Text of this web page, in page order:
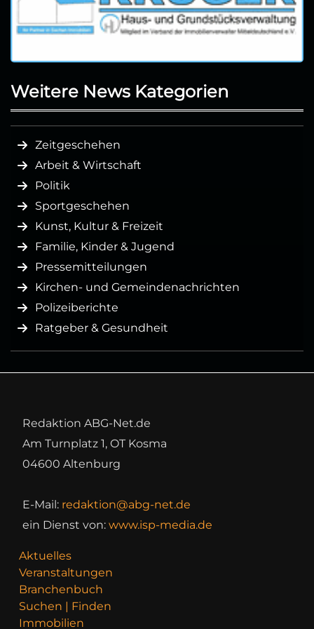
Weitere News Kategorien
Zeitgeschehen
Arbeit & Wirtschaft
Politik
Sportgeschehen
Kunst, Kultur & Freizeit
Familie, Kinder & Jugend
Pressemitteilungen
Kirchen- und Gemeindenachrichten
Polizeiberichte
Ratgeber & Gesundheit
Redaktion ABG-Net.de
Am Turnplatz 1, OT Kosma
04600 Altenburg
E-Mail: redaktion@abg-net.de
ein Dienst von: www.isp-media.de
Aktuelles
Veranstaltungen
Branchenbuch
Suchen | Finden
Immobilien